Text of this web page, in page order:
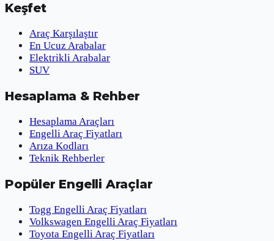
Keşfet
Araç Karşılaştır
En Ucuz Arabalar
Elektrikli Arabalar
SUV
Hesaplama & Rehber
Hesaplama Araçları
Engelli Araç Fiyatları
Arıza Kodları
Teknik Rehberler
Popüler Engelli Araçlar
Togg Engelli Araç Fiyatları
Volkswagen Engelli Araç Fiyatları
Toyota Engelli Araç Fiyatları